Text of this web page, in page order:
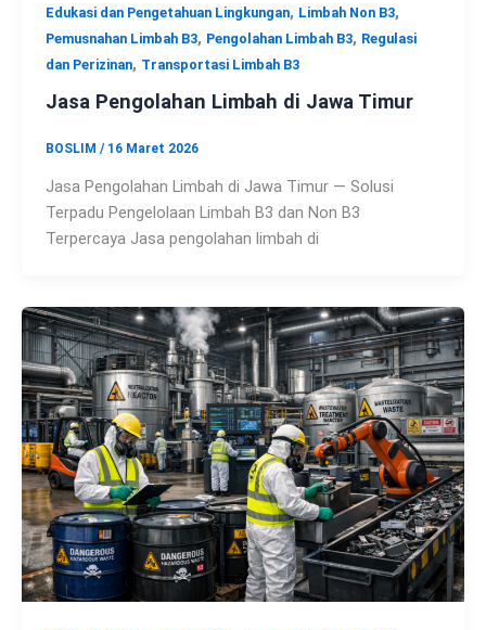
Edukasi dan Pengetahuan Lingkungan, Limbah Non B3,
Pemusnahan Limbah B3, Pengolahan Limbah B3, Regulasi
dan Perizinan, Transportasi Limbah B3
Jasa Pengolahan Limbah di Jawa Timur
BOSLIM / 16 Maret 2026
Jasa Pengolahan Limbah di Jawa Timur — Solusi
Terpadu Pengelolaan Limbah B3 dan Non B3
Terpercaya Jasa pengolahan limbah di